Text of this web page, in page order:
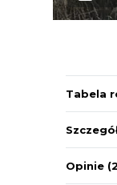
Tabela
Opinie